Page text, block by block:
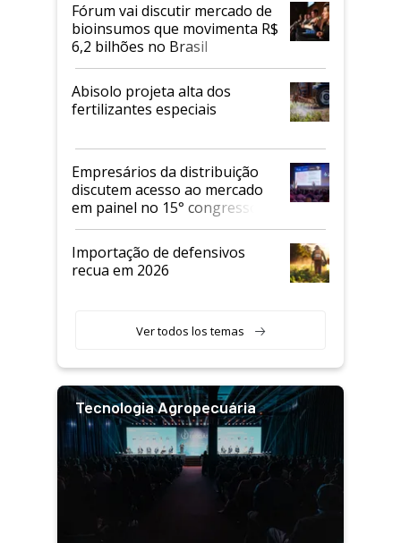
Fórum vai discutir mercado de
bioinsumos que movimenta R$
6,2 bilhões no Brasil
Abisolo projeta alta dos
fertilizantes especiais
Empresários da distribuição
discutem acesso ao mercado
em painel no 15° congresso
Andav
Importação de defensivos
recua em 2026
Ver todos los temas
Tecnologia Agropecuária